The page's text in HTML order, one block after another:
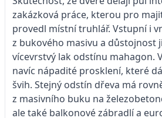
zakázková práce, kterou pro
provedl místní truhlář. Vstupní i
z bukového masivu a důstojnost
vícevrstvý lak odstínu mahagon.
navíc nápadité prosklení, které
švih. Stejný odstín dřeva má
z masivního buku na
ale také balkonové zábradlí a